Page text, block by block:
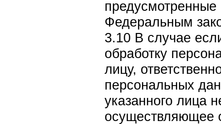
Федеральным
3.10 В случае
обработку
лицу,
персональных
указанного лица
осуществляющее